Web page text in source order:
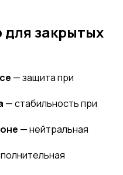
закрытых
— защита при
— стабильность при
— нейтральная